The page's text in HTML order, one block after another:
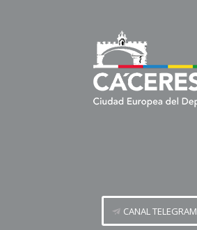
CANAL TELEGRAM